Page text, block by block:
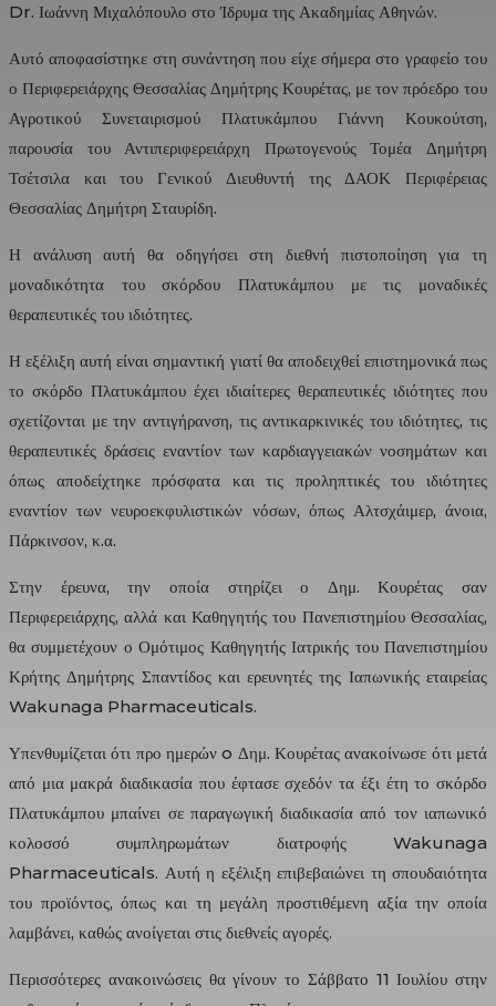
Dr. Ιωάννη Μιχαλόπουλο στο Ίδρυμα της Ακαδημίας Αθηνών.
Αυτό αποφασίστηκε στη συνάντηση που είχε σήμερα στο γραφείο του
ο Περιφερειάρχης Θεσσαλίας Δημήτρης Κουρέτας, με τον πρόεδρο του
Αγροτικού Συνεταιρισμού Πλατυκάμπου Γιάννη Κουκούτση,
παρουσία του Αντιπεριφερειάρχη Πρωτογενούς Τομέα Δημήτρη
Τσέτσιλα και του Γενικού Διευθυντή της ΔΑΟΚ Περιφέρειας
Θεσσαλίας Δημήτρη Σταυρίδη.
Η ανάλυση αυτή θα οδηγήσει στη διεθνή πιστοποίηση για τη
μοναδικότητα του σκόρδου Πλατυκάμπου με τις μοναδικές
θεραπευτικές του ιδιότητες.
Η εξέλιξη αυτή είναι σημαντική γιατί θα αποδειχθεί επιστημονικά πως
το σκόρδο Πλατυκάμπου έχει ιδιαίτερες θεραπευτικές ιδιότητες που
σχετίζονται με την αντιγήρανση, τις αντικαρκινικές του ιδιότητες, τις
θεραπευτικές δράσεις εναντίον των καρδιαγγειακών νοσημάτων και
όπως αποδείχτηκε πρόσφατα και τις προληπτικές του ιδιότητες
εναντίον των νευροεκφυλιστικών νόσων, όπως Αλτσχάιμερ, άνοια,
Πάρκινσον, κ.α.
Στην έρευνα, την οποία στηρίζει ο Δημ. Κουρέτας σαν
Περιφερειάρχης, αλλά και Καθηγητής του Πανεπιστημίου Θεσσαλίας,
θα συμμετέχουν ο Ομότιμος Καθηγητής Ιατρικής του Πανεπιστημίου
Κρήτης Δημήτρης Σπαντίδος και ερευνητές της Ιαπωνικής εταιρείας
Wakunaga Pharmaceuticals.
Υπενθυμίζεται ότι προ ημερών o Δημ. Κουρέτας ανακοίνωσε ότι μετά
από μια μακρά διαδικασία που έφτασε σχεδόν τα έξι έτη το σκόρδο
Πλατυκάμπου μπαίνει σε παραγωγική διαδικασία από τον ιαπωνικό
κολοσσό συμπληρωμάτων διατροφής Wakunaga
Pharmaceuticals. Αυτή η εξέλιξη επιβεβαιώνει τη σπουδαιότητα
του προϊόντος, όπως και τη μεγάλη προστιθέμενη αξία την οποία
λαμβάνει, καθώς ανοίγεται στις διεθνείς αγορές.
Περισσότερες ανακοινώσεις θα γίνουν το Σάββατο 11 Ιουλίου στην